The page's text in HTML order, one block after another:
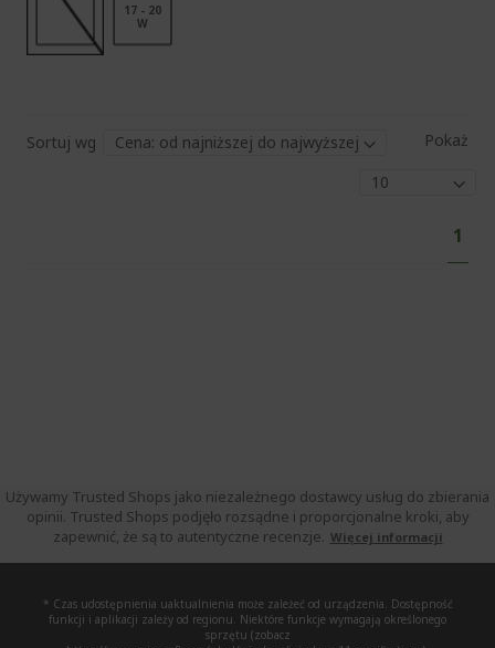
17 - 20
W
Sortuj wg Pokaż
1
Używamy Trusted Shops jako niezależnego dostawcy usług do zbierania
opinii. Trusted Shops podjęło rozsądne i proporcjonalne kroki, aby
zapewnić, że są to autentyczne recenzje. Więcej informacji
* Czas udostępnienia uaktualnienia może zależeć od urządzenia. Dostępność
funkcji i aplikacji zależy od regionu. Niektóre funkcje wymagają określonego
sprzętu (zobacz